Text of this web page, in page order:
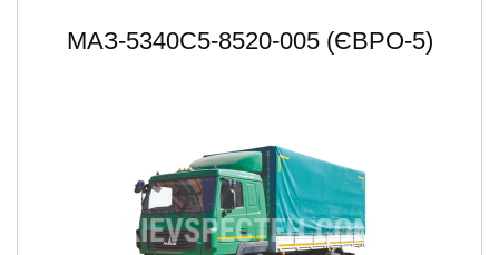
МАЗ-5340С5-8520-005 (ЄВРО-5)